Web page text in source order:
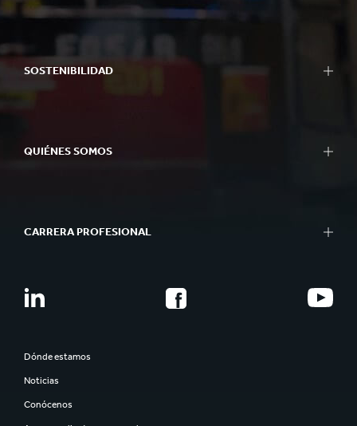
SOSTENIBILIDAD
QUIÉNES SOMOS
CARRERA PROFESIONAL
Dónde estamos
Noticias
Conócenos